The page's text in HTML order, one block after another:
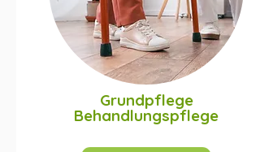
Grundpflege
Behandlungspflege